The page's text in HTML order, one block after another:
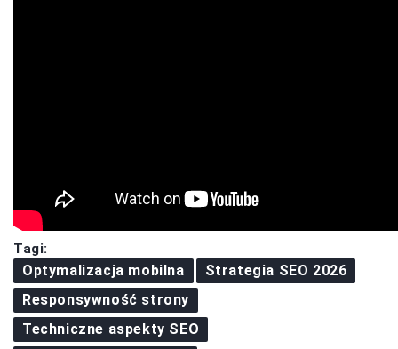
Tagi:
Optymalizacja mobilna
Strategia SEO 2026
Responsywność strony
Techniczne aspekty SEO